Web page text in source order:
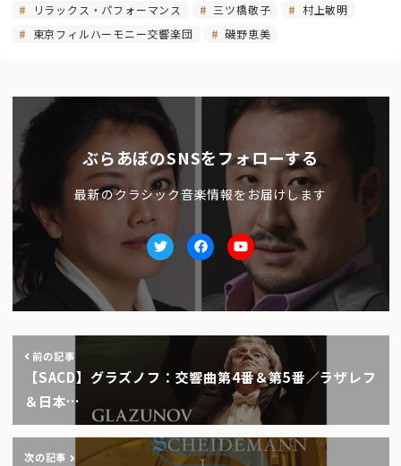
リラックス・パフォーマンス 三ツ橋敬子
村上敏明
東京フィルハーモニー交響楽団
磯野恵美
ぶらあぼのSNSをフォローする
最新のクラシック音楽情報をお届けします
TwitterfacebookYoutube
前の記事
【SACD】グラズノフ：交響曲第4番＆第5番／ラザレフ
＆日本…
次の記事